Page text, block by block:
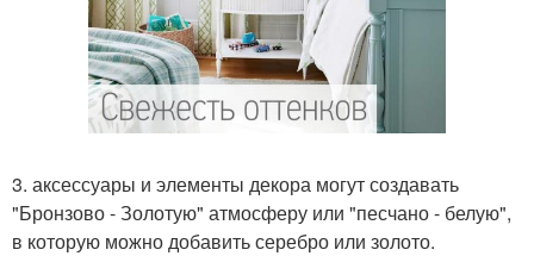
3. аксессуары и элементы декора могут создавать
"Бронзово - Золотую" атмосферу или "песчано - белую",
в которую можно добавить серебро или золото.